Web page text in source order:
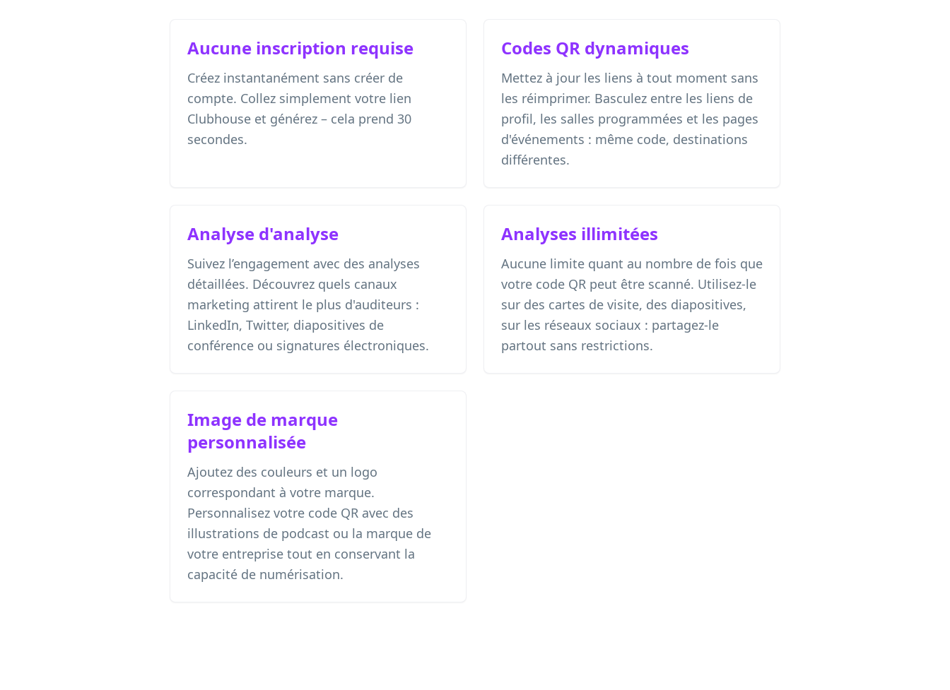
Aucune inscription requise
Créez instantanément sans créer de
compte. Collez simplement votre lien
Clubhouse et générez – cela prend 30
secondes.
Codes QR dynamiques
Mettez à jour les liens à tout moment sans
les réimprimer. Basculez entre les liens de
profil, les salles programmées et les pages
d'événements : même code, destinations
différentes.
Analyse d'analyse
Suivez l’engagement avec des analyses
détaillées. Découvrez quels canaux
marketing attirent le plus d'auditeurs :
LinkedIn, Twitter, diapositives de
conférence ou signatures électroniques.
Analyses illimitées
Aucune limite quant au nombre de fois que
votre code QR peut être scanné. Utilisez-le
sur des cartes de visite, des diapositives,
sur les réseaux sociaux : partagez-le
partout sans restrictions.
Image de marque
personnalisée
Ajoutez des couleurs et un logo
correspondant à votre marque.
Personnalisez votre code QR avec des
illustrations de podcast ou la marque de
votre entreprise tout en conservant la
capacité de numérisation.